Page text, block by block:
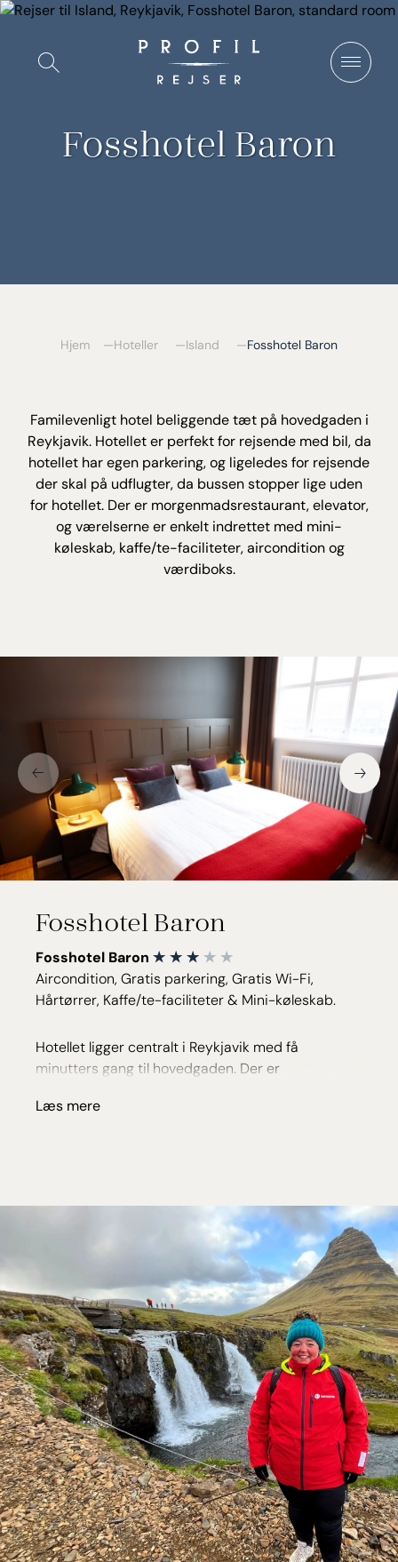
indhold
Vis/Skjul
søgning
Fosshotel Baron
Hjem Hoteller Island Fosshotel Baron
Familevenligt hotel beliggende tæt på hovedgaden i
Reykjavik. Hotellet er perfekt for rejsende med bil, da
hotellet har egen parkering, og ligeledes for rejsende
der skal på udflugter, da bussen stopper lige uden
for hotellet. Der er morgenmadsrestaurant, elevator,
og værelserne er enkelt indrettet med mini-
køleskab, kaffe/te-faciliteter, aircondition og
værdiboks.
Fosshotel Baron
Fosshotel Baron
Aircondition, Gratis parkering, Gratis Wi-Fi,
Hårtørrer, Kaffe/te-faciliteter & Mini-køleskab.
Hotellet ligger centralt i Reykjavik med få
minutters gang til hovedgaden. Der er
restauranter og cafeer. Her er alt fra
Centrum: 0 km
Læs mere